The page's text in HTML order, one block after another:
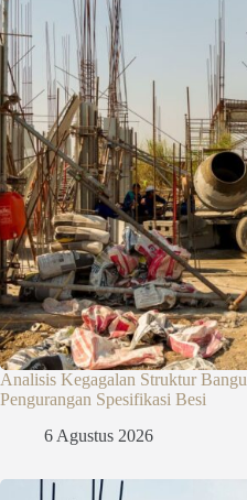
Analisis Kegagalan Struktur
Pengurangan Spesifikasi Besi
6 Agustus 2026